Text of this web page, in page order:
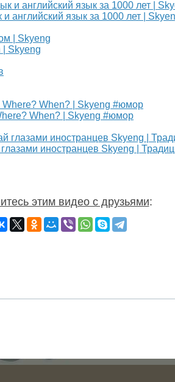
английский язык за 1000 лет |
Skyeng
When? | Skyeng #юмор
иностранцев Skyeng |
этим видео с друзьями: